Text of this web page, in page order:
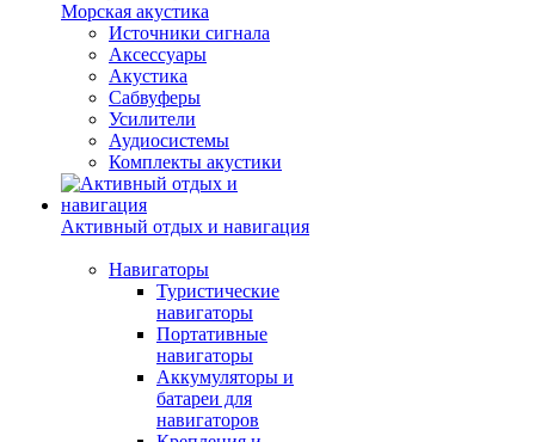
Морская акустика
Источники сигнала
Аксессуары
Акустика
Сабвуферы
Усилители
Аудиосистемы
Комплекты акустики
Активный отдых и навигация
Навигаторы
Туристические
навигаторы
Портативные
навигаторы
Аккумуляторы и
батареи для
навигаторов